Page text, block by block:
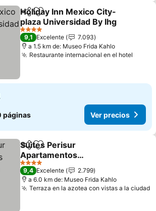
CompartirAgregar a favoritos
Holiday Inn Mexico City-
plaza Universidad By Ihg
Ver precios
4 Estrellas
9,1 Excelente
7.093
a 1.5 km de: Museo Frida Kahlo
Restaurante internacional en el hotel
páginas Ver precios
CompartirAgregar a favoritos
Suites Perisur
Apartamentos
Amueblados
Ver precios
4 Estrellas
9,4 Excelente
2.799
a 6.0 km de: Museo Frida Kahlo
Terraza en la azotea con vistas a la ciudad